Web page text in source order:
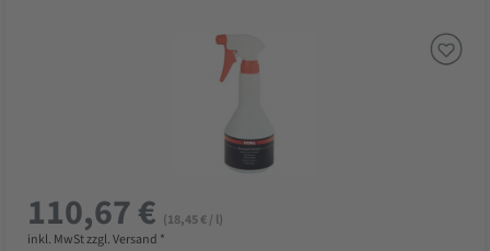
110,67 € (18,45 € / l)
inkl. MwSt zzgl. Versand *